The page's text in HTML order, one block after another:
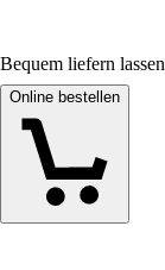
Bequem liefern lassen
Online bestellen